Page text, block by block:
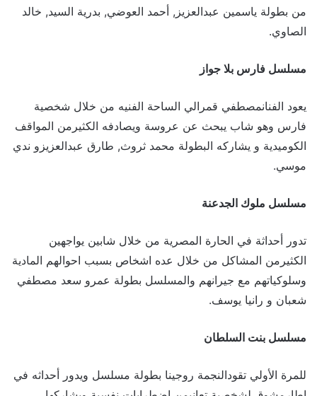
من بطولة ياسمين عبدالعزيز, أحمد العوضي, بدرية السيد, خالد
الصاوي.
مسلسل فارس بلا جواز
يعود الفنانمصطفي قمرالي الساحة الفنيه من خلال شخصية
فارس وهو شاب يبحث عن عروسة ويصادفه الكثيرمن المواقف
الكوميدية و يشاركه البطولة محمد ثروث, طارق عبدالعزيزو ندي
موسي.
مسلسل ملوك الجدعنة
تدور أحداثة في الحارة المصرية من خلال شابين يواجهين
الكثيرمن المشاكل من خلال عده اشخاص بسبب احوالهم المادية
وسلوكياتهم مع جيرانهم والمسلسل بطولة عمرو سعد مصطفي
شعبان و رانيا يوسف.
مسلسل بنت السلطان
للمرة الأولي تقودالنجمة روجينا بطولة مسلسل ويدور أحداثه في